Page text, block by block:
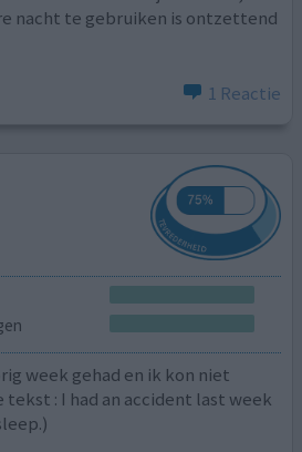
nacht te gebruiken is ontzettend
1 Reactie
week gehad en ik kon niet
tekst : I had an accident last week